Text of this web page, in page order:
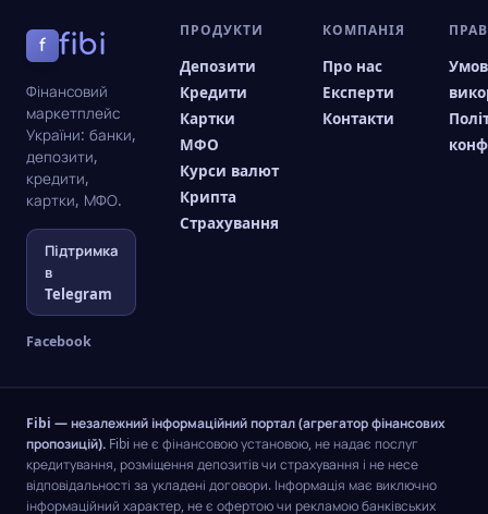
f fibi
Фінансовий
маркетплейс
України: банки,
депозити,
кредити,
картки, МФО.
Підтримка
в
Telegram
Facebook
ПРОДУКТИ
Депозити
Кредити
Картки
МФО
Курси валют
Крипта
Страхування
КОМПАНІЯ
Про нас
Експерти
Контакти
Fibi — незалежний інформаційний портал (агрегатор фінансових
пропозицій). Fibi не є фінансовою установою, не надає послуг
кредитування, розміщення депозитів чи страхування і не несе
відповідальності за укладені договори. Інформація має виключно
інформаційний характер, не є офертою чи рекламою банківських